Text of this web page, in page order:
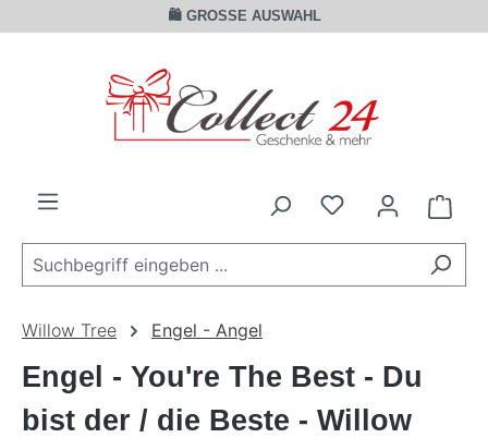
Zum Hauptinhalt springen🛍️ GROSSE AUSWAHL
Willow Tree Engel - Angel
Engel - You're The Best - Du
bist der / die Beste - Willow